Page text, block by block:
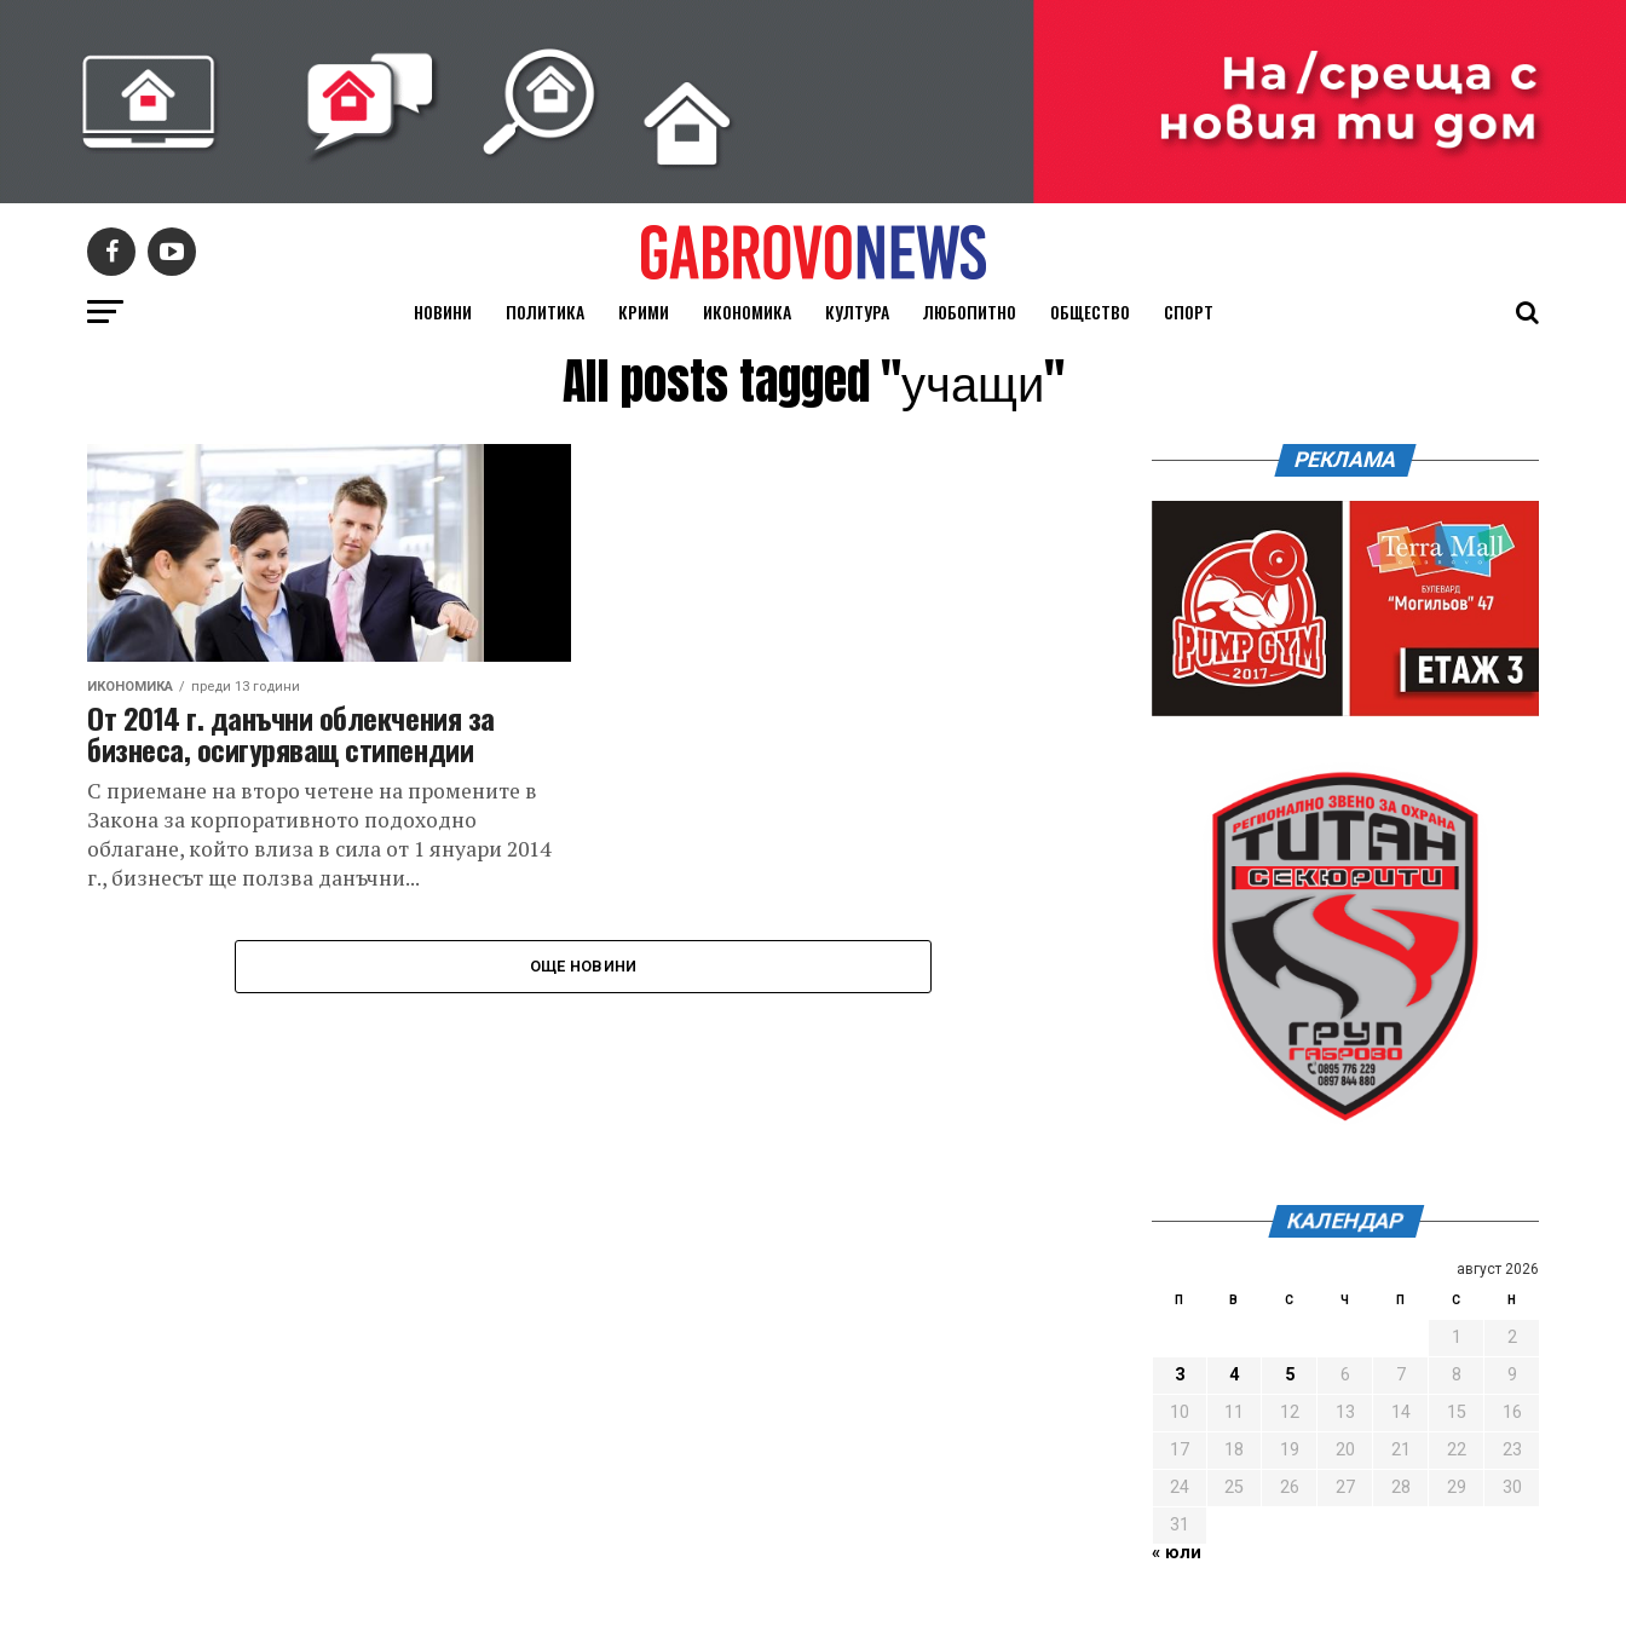
НОВИНИ ПОЛИТИКА КРИМИ ИКОНОМИКА КУЛТУРА ЛЮБОПИТНО ОБЩЕСТВО СПОРТ
All posts tagged "учащи"
ИКОНОМИКА преди 13 години
От 2014 г. данъчни облекчения за
бизнеса, осигуряващ стипендии
С приемане на второ четене на промените в
Закона за корпоративното подоходно
облагане, който влиза в сила от 1 януари 2014
г., бизнесът ще ползва данъчни...
ОЩЕ НОВИНИ
РЕКЛАМА
КАЛЕНДАР
август 2026
П В С Ч П С Н
1
2
3
4 5 6 7 8
9
10
11 12 13 14 15
16
17
18 19 20 21 22
23
24
25 26 27 28 29
30
31
« юли